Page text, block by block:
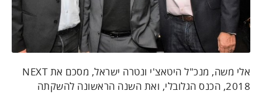
אלי משה, מנכ"ל היטאצ'י ונטרה ישראל, מסכם את NEXT
2018, הכנס הגלובלי, ואת השנה הראשונה להשקתה